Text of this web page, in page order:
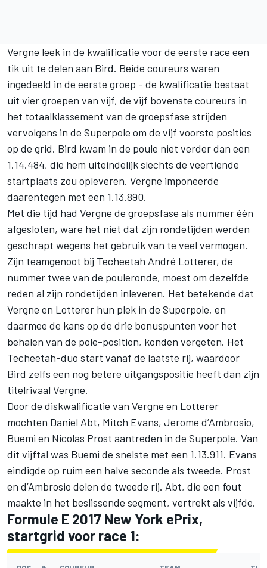
Vergne leek in de kwalificatie voor de eerste race een
tik uit te delen aan Bird. Beide coureurs waren
ingedeeld in de eerste groep - de kwalificatie bestaat
uit vier groepen van vijf, de vijf bovenste coureurs in
het totaalklassement van de groepsfase strijden
vervolgens in de Superpole om de vijf voorste posities
op de grid. Bird kwam in de poule niet verder dan een
1.14.484, die hem uiteindelijk slechts de veertiende
startplaats zou opleveren. Vergne imponeerde
daarentegen met een 1.13.890.
Met die tijd had Vergne de groepsfase als nummer één
afgesloten, ware het niet dat zijn rondetijden werden
geschrapt wegens het gebruik van te veel vermogen.
Zijn teamgenoot bij Techeetah André Lotterer, de
nummer twee van de pouleronde, moest om dezelfde
reden al zijn rondetijden inleveren. Het betekende dat
Vergne en Lotterer hun plek in de Superpole, en
daarmee de kans op de drie bonuspunten voor het
behalen van de pole-position, konden vergeten. Het
Techeetah-duo start vanaf de laatste rij, waardoor
Bird zelfs een nog betere uitgangspositie heeft dan zijn
titelrivaal Vergne.
Door de diskwalificatie van Vergne en Lotterer
mochten Daniel Abt, Mitch Evans, Jerome d’Ambrosio,
Buemi en Nicolas Prost aantreden in de Superpole. Van
dit vijftal was Buemi de snelste met een 1.13.911. Evans
eindigde op ruim een halve seconde als tweede. Prost
en d’Ambrosio delen de tweede rij. Abt, die een fout
maakte in het beslissende segment, vertrekt als vijfde.
Formule E 2017 New York ePrix,
startgrid voor race 1: